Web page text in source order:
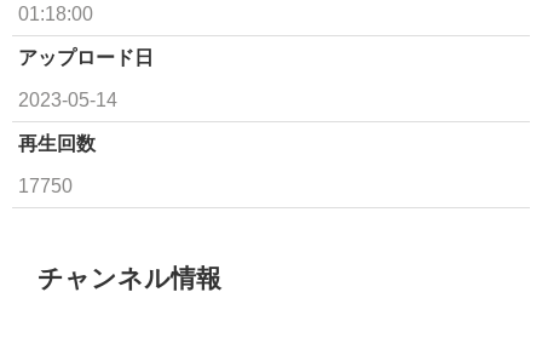
01:18:00
アップロード日
2023-05-14
再生回数
17750
チャンネル情報